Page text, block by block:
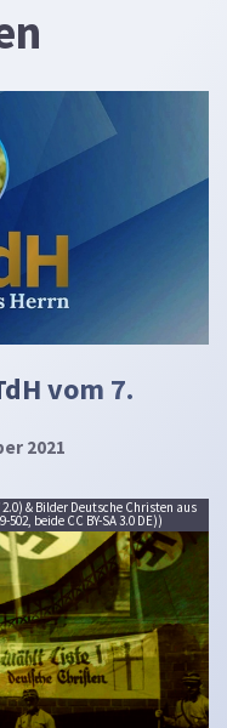
vom 7.
2021
& Bilder Deutsche Christen aus
beide CC BY-SA 3.0 DE))